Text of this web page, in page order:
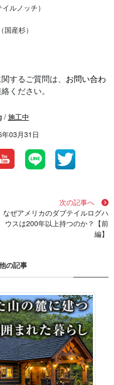
ルノッチ）
産杉）
するご質問は、 お問い合わ
ください。
/ 施工中
03月31日
次の記事へ
なぜアメリカのダブテイルログハ
ウスは200年以上持つのか？【前
編】
の記事